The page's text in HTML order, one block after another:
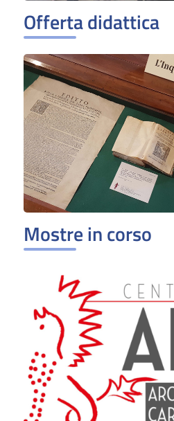
Offerta didattica
Mostre in corso